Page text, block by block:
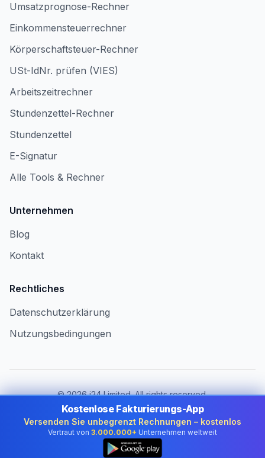
Umsatzprognose-Rechner
Einkommensteuerrechner
Körperschaftsteuer-Rechner
USt-IdNr. prüfen (VIES)
Arbeitszeitrechner
Stundenzettel-Rechner
Stundenzettel
E-Signatur
Alle Tools & Rechner
Unternehmen
Blog
Kontakt
Rechtliches
Datenschutzerklärung
Nutzungsbedingungen
©2026i24 Limited. All rights reserved.
Für Unternehmen in Germany
Land ändern:
Germany
Kostenlose Fakturierungs-App
Versenden Sie unbegrenzt Rechnungen – kostenlos
Vertraut von 3.000.000+ Unternehmen weltweit